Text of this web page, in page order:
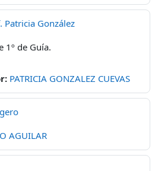
Patricia González
1º de Guía.
PATRICIA GONZALEZ CUEVAS
AGUILAR